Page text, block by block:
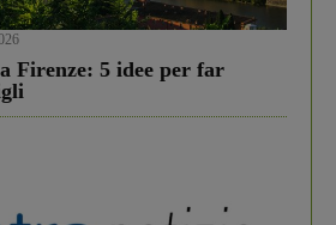
Firenze: 5 idee per far